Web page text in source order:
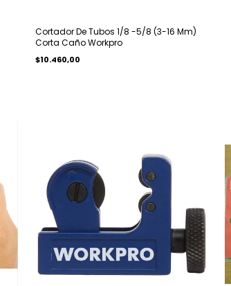
Cortador De Tubos 1/8 -5/8 (3-16 Mm)
Corta Caño Workpro
$10.460,00